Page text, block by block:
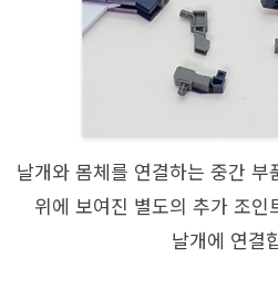
날개와 몸체를 연결하는 중간
위에 보여진 별도의 추가 조인
날개에 연결